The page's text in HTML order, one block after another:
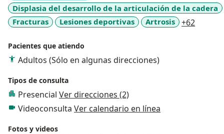
Displasia del desarrollo de la articulación de la cadera
Fracturas
Lesiones deportivas Artrosis +62
Pacientes que atiendo
Adultos (Sólo en algunas direcciones)
Tipos de consulta
Presencial Ver direcciones (2)
Videoconsulta Ver calendario en línea
Fotos y videos